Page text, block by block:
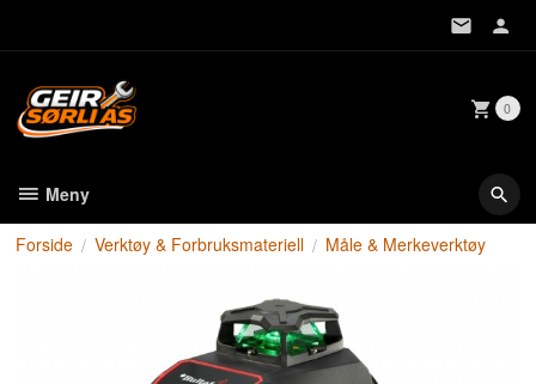
0
Meny
Forside Verktøy & Forbruksmateriell Måle & Merkeverktøy